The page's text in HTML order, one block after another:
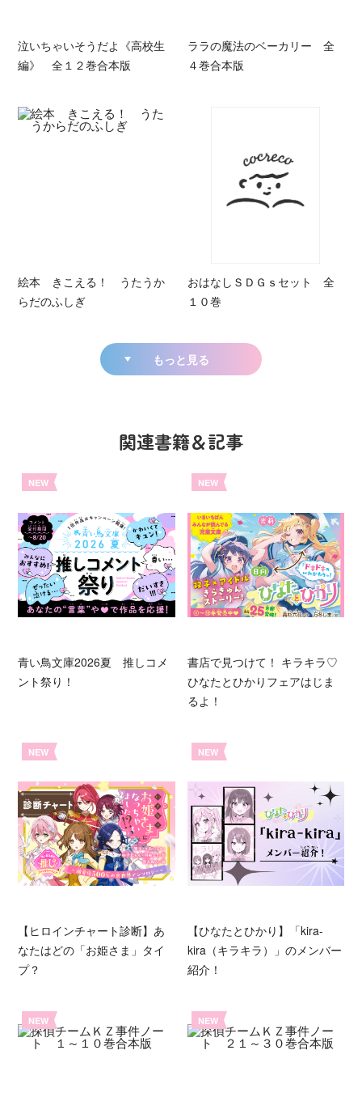
泣いちゃいそうだよ《高校生
編》 全１２巻合本版
ララの魔法のベーカリー 全
４巻合本版
絵本 きこえる！ うたうか
らだのふしぎ
おはなしＳＤＧｓセット 全
１０巻
もっと見る
関連書籍＆記事
NEW
青い鳥文庫2026夏 推しコメ
ント祭り！
NEW
書店で見つけて！ キラキラ♡
ひなたとひかりフェアはじま
るよ！
NEW
【ヒロインチャート診断】あ
なたはどの「お姫さま」タイ
プ？
NEW
【ひなたとひかり】「kira-
kira（キラキラ）」のメンバー
紹介！
NEW NEW